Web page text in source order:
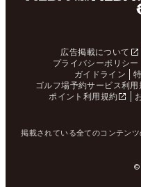
広告掲載について
プライバシーポリシー
ガイドライン
ゴルフ場予約サービス利用
ポイント利用規約
掲載されている全てのコンテン
©